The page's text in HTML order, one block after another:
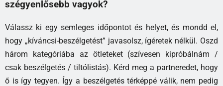
szégyenlősebb vagyok?
Válassz ki egy semleges időpontot és helyet, és mondd el,
hogy „kíváncsi-beszélgetést” javasolsz, ígéretek nélkül. Oszd
három kategóriába az ötleteket (szívesen kipróbálnám /
csak beszélgetés / tiltólistás). Kérd meg a partneredet, hogy
ő is így tegyen. Így a beszélgetés térképpé válik, nem pedig